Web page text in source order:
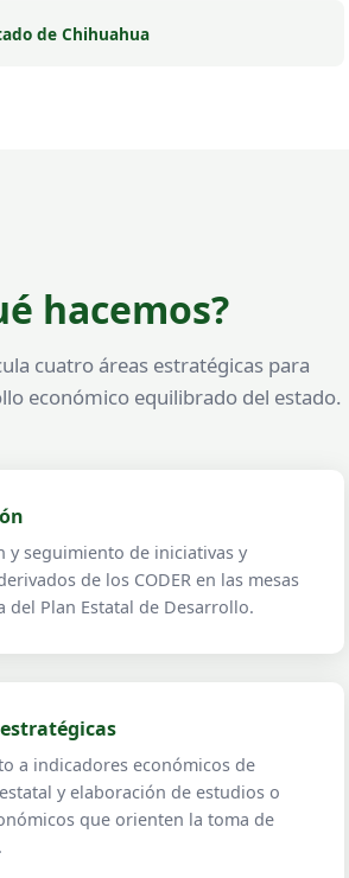
de Chihuahua
hacemos?
cuatro áreas estratégicas para
económico equilibrado del estado.
y seguimiento de iniciativas y
de los CODER en las mesas
del Plan Estatal de Desarrollo.
a indicadores económicos de
y elaboración de estudios o
que orienten la toma de